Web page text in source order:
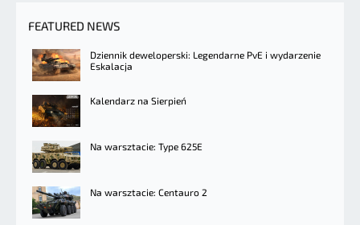
FEATURED NEWS
Dziennik deweloperski: Legendarne PvE i wydarzenie
Eskalacja
Kalendarz na Sierpień
Na warsztacie: Type 625E
Na warsztacie: Centauro 2